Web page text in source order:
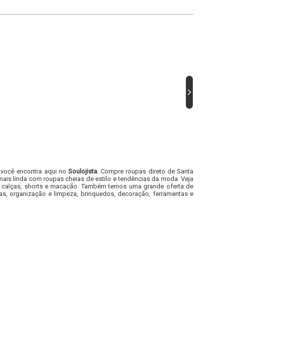
encontra aqui no Soulojista. Compre roupas direto de Santa
linda com roupas cheias de estilo e tendências da moda. Veja
shorts e macacão. Também temos uma grande oferta de
organização e limpeza, brinquedos, decoração, ferramentas e